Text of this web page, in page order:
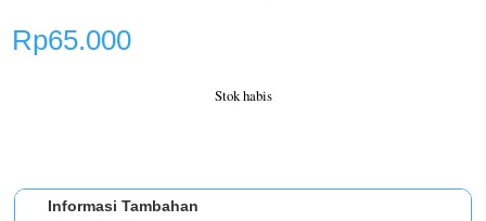
Rp65.000
Stok habis
Informasi Tambahan